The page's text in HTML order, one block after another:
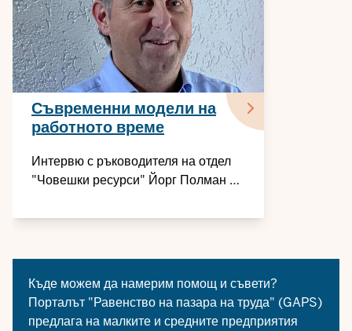
Съвременни модели на
работното време
Интервю с ръководителя на отдел
"Човешки ресурси" Йорг Полман от
работно време, съобразени със
Къде можем да намерим помощ и съвети?
Порталът "Равенство на пазара на труда" (GAPS)
предлага на малките и средните предприятия